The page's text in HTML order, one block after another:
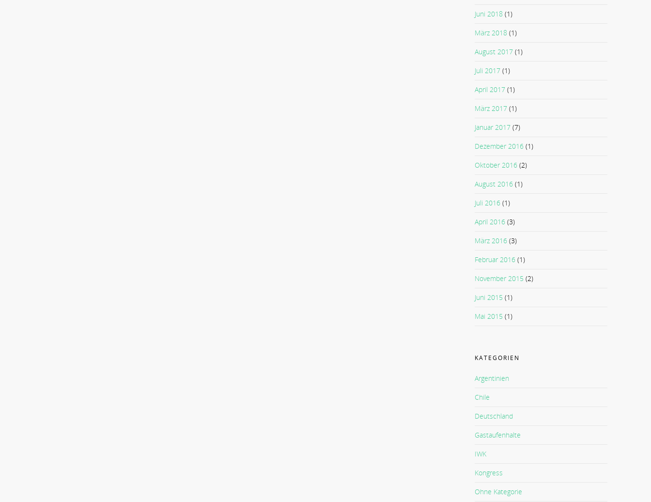
Juni 2018 (1)
März 2018 (1)
August 2017 (1)
Juli 2017 (1)
April 2017 (1)
März 2017 (1)
Januar 2017 (7)
Dezember 2016 (1)
Oktober 2016 (2)
August 2016 (1)
Juli 2016 (1)
April 2016 (3)
März 2016 (3)
Februar 2016 (1)
November 2015 (2)
Juni 2015 (1)
Mai 2015 (1)
KATEGORIEN
Argentinien
Chile
Deutschland
Gastaufenhalte
IWK
Kongress
Ohne Kategorie